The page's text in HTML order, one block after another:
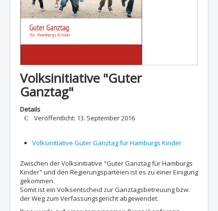
Volksinitiative "Guter
Ganztag"
Details
Veröffentlicht: 13. September 2016
Volksinitiative Guter Ganztag für Hamburgs Kinder
Zwischen der Volksinitiative "Guter Ganztag für Hamburgs
Kinder" und den Regierungsparteien ist es zu einer Einigung
gekommen.
Somit ist ein Volksentscheid zur Ganztagsbetreuung bzw.
der Weg zum Verfassungsgericht abgewendet.